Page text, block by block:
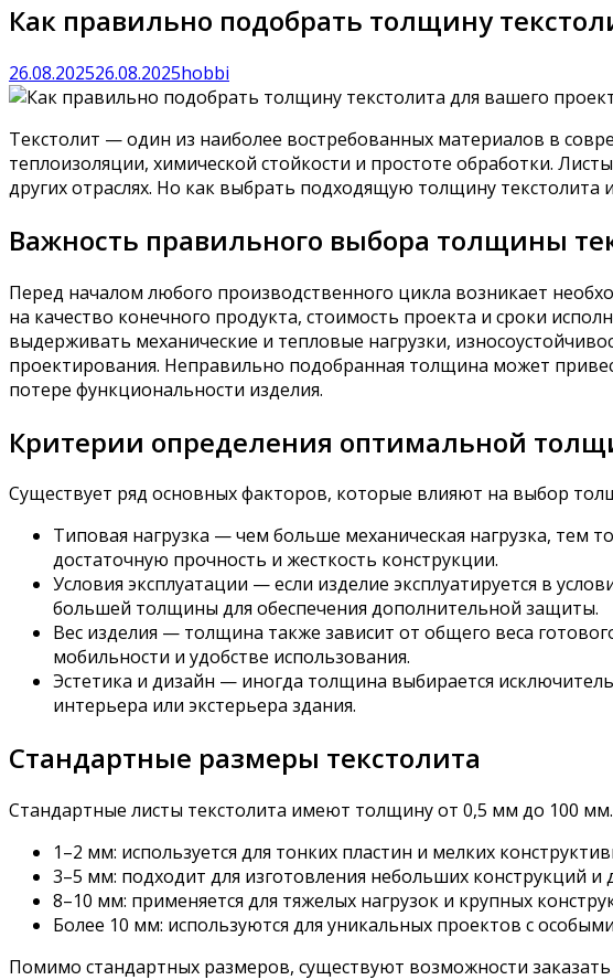
Как правильно подобрать толщину
26.08.202526.08.2025hobbi
Текстолит — один из наиболее востребованных материалов в
теплоизоляции, химической стойкости и простоте обработки.
других отраслях. Но как выбрать подходящую толщину
Важность правильного выбора толщины
Перед началом любого производственного цикла возникает
на качество конечного продукта, стоимость проекта и сроки
выдерживать механические и тепловые нагрузки,
проектирования. Неправильно подобранная толщина может
потере функциональности изделия.
Критерии определения оптимальной
Существует ряд основных факторов, которые влияют на выбор
Типовая нагрузка — чем больше механическая нагрузка, тем
достаточную прочность и жесткость конструкции.
Условия эксплуатации — если изделие эксплуатируется в
большей толщины для обеспечения дополнительной защиты.
Вес изделия — толщина также зависит от общего веса
мобильности и удобстве использования.
Эстетика и дизайн — иногда толщина выбирается
интерьера или экстерьера здания.
Стандартные размеры текстолита
Стандартные листы текстолита имеют толщину от 0,5 мм до 100
1–2 мм: используется для тонких пластин и мелких
3–5 мм: подходит для изготовления небольших конструкций и
8–10 мм: применяется для тяжелых нагрузок и крупных
Более 10 мм: используются для уникальных проектов с
Помимо стандартных размеров, существуют возможности